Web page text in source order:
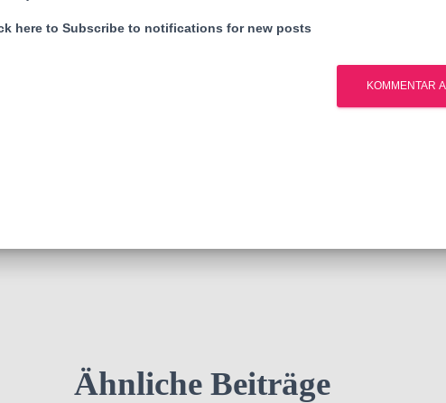
here to Subscribe to notifications for new posts
Ähnliche Beiträge